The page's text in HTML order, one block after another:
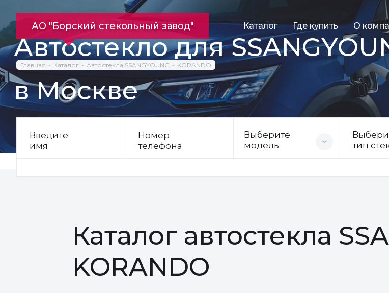
АО "Борский стекольный завод" Каталог Где купить О
Главная Каталог Автостекла SSANGYOUNG KORANDO
Автостекло для
в Москве
Введите
имя
Номер
телефона
Выберите
модель
тип
Каталог автостекла
KORANDO